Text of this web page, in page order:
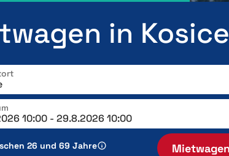
in Kosice
26 und 69 Jahre